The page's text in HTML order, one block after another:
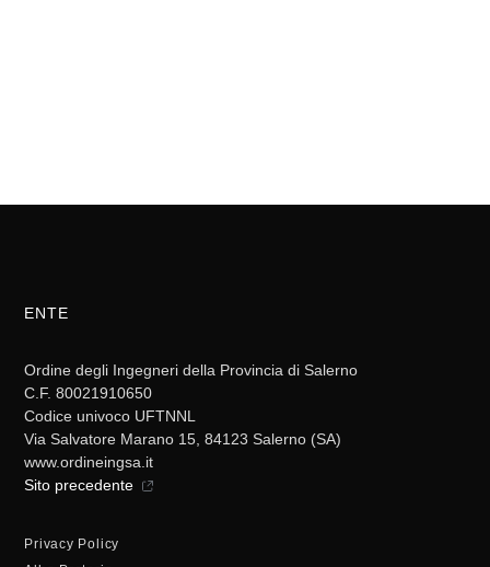
ENTE
Ordine degli Ingegneri della Provincia di Salerno
C.F. 80021910650
Codice univoco UFTNNL
Via Salvatore Marano 15, 84123 Salerno (SA)
www.ordineingsa.it
Sito precedente
Privacy Policy